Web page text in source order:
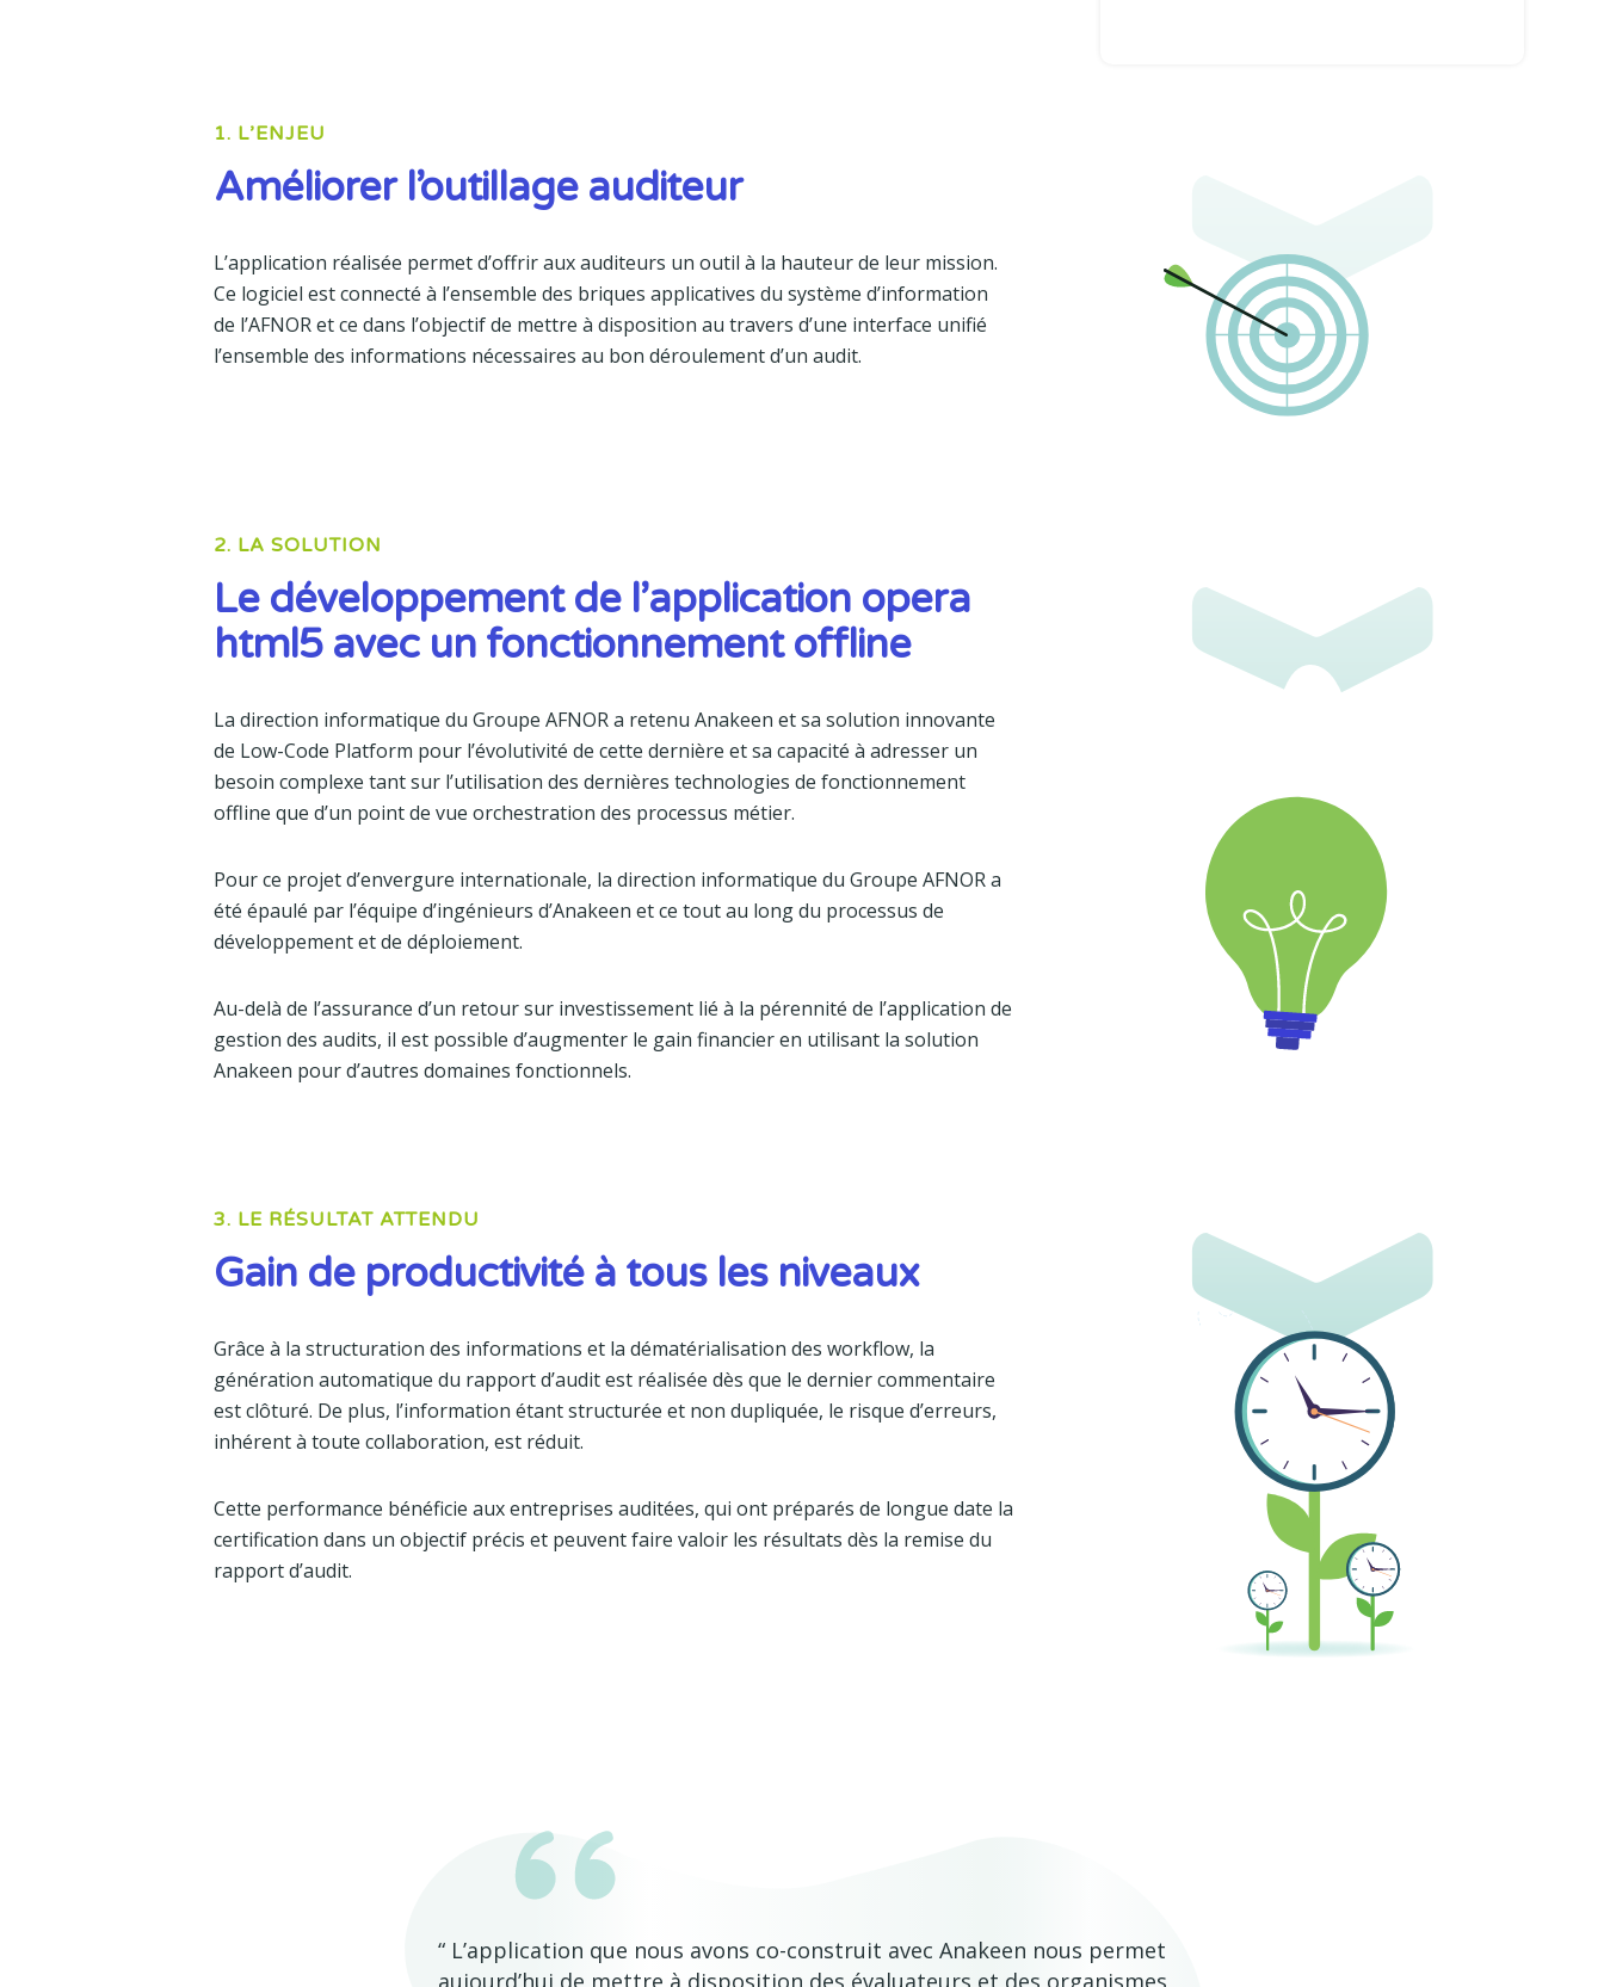
1. L’ENJEU
Améliorer l’outillage auditeur
L’application réalisée permet d’offrir aux auditeurs un outil à la hauteur de leur mission.
Ce logiciel est connecté à l’ensemble des briques applicatives du système d’information
de l’AFNOR et ce dans l’objectif de mettre à disposition au travers d’une interface unifié
l’ensemble des informations nécessaires au bon déroulement d’un audit.
2. LA SOLUTION
Le développement de l’application opera
html5 avec un fonctionnement offline
La direction informatique du Groupe AFNOR a retenu Anakeen et sa solution innovante
de Low-Code Platform pour l’évolutivité de cette dernière et sa capacité à adresser un
besoin complexe tant sur l’utilisation des dernières technologies de fonctionnement
offline que d’un point de vue orchestration des processus métier.
Pour ce projet d’envergure internationale, la direction informatique du Groupe AFNOR a
été épaulé par l’équipe d’ingénieurs d’Anakeen et ce tout au long du processus de
développement et de déploiement.
Au-delà de l’assurance d’un retour sur investissement lié à la pérennité de l’application de
gestion des audits, il est possible d’augmenter le gain financier en utilisant la solution
Anakeen pour d’autres domaines fonctionnels.
3. LE RÉSULTAT ATTENDU
Gain de productivité à tous les niveaux
Grâce à la structuration des informations et la dématérialisation des workflow, la
génération automatique du rapport d’audit est réalisée dès que le dernier commentaire
est clôturé. De plus, l’information étant structurée et non dupliquée, le risque d’erreurs,
inhérent à toute collaboration, est réduit.
Cette performance bénéficie aux entreprises auditées, qui ont préparés de longue date la
certification dans un objectif précis et peuvent faire valoir les résultats dès la remise du
rapport d’audit.
“ L’application que nous avons co-construit avec Anakeen nous permet